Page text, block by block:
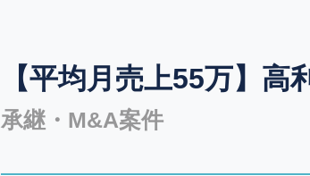
【平均月売上55万】
承継・M&A案件